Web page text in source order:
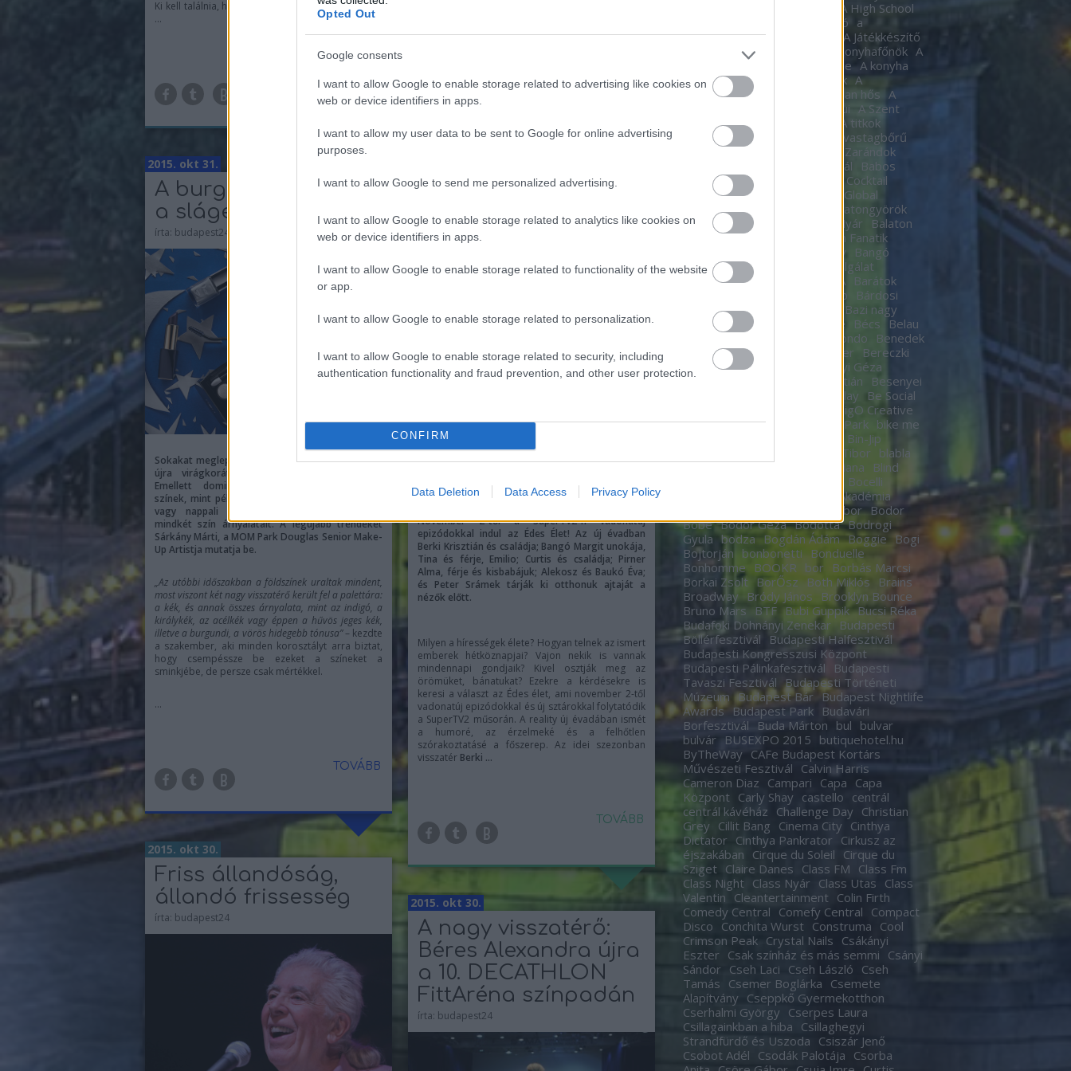
Opted Out
Google consents
I want to allow Google to enable storage related to advertising like cookies on
web or device identifiers in apps.
I want to allow my user data to be sent to Google for online advertising
purposes.
I want to allow Google to send me personalized advertising.
I want to allow Google to enable storage related to analytics like cookies on
web or device identifiers in apps.
I want to allow Google to enable storage related to functionality of the website
or app.
I want to allow Google to enable storage related to personalization.
I want to allow Google to enable storage related to security, including
authentication functionality and fraud prevention, and other user protection.
CONFIRM
Data Deletion Data Access Privacy Policy
Édes Élet: november
2-től új sztárokkal a
SuperTV2-n
November 2-től a SuperTV2-n vadonatúj
epizódokkal indul az Édes Élet! Az új évadban
Berki Krisztián és családja; Bangó Margit unokája,
Tina és férje, Emilio; Curtis és családja; Pirner
Alma, férje és kisbabájuk; Alekosz és Baukó Éva;
és Peter Srámek tárják ki otthonuk ajtaját a
nézők előtt.
Milyen a hírességek élete? Hogyan telnek az ismert
emberek hétköznapjai? Vajon nekik is vannak
mindennapi gondjaik? Kivel osztják meg az
örömüket, bánatukat? Ezekre a kérdésekre is
keresi a választ az Édes élet, ami november 2-től
vadonatúj epizódokkal és új sztárokkal folytatódik
a SuperTV2 műsorán. A reality új évadában ismét
a humoré, az érzelmeké és a felhőtlen
szórakoztatásé a főszerep. Az idei szezonban
visszatér Berki ...
TOVÁBB
2015. okt 30.
A nagy visszatérő:
Béres Alexandra újra
a 10. DECATHLON
FittAréna színpadán
írta: budapest24
Ki kell találnia, hogyan állítsa maga mellé a focista
...
TOVÁBB
2015. okt 31.
A burgundi és a kék
a sláger idén ősszel
írta: budapest24
Sokakat meglephet, de ebben a szezonban a kék
újra virágkorát éli a sminkdivatot tekintve.
Emellett dominálnak a nehezebb, sötétebb
színek, mint például a burgundi. Legyen szó esti
vagy nappali sminkről, bátran használhatjuk
mindkét szín árnyalatait. A legújabb trendeket
Sárkány Márti, a MOM Park Douglas Senior Make-
Up Artistja mutatja be.
„Az utóbbi időszakban a földszínek uraltak mindent,
most viszont két nagy visszatérő került fel a palettára:
a kék, és annak összes árnyalata, mint az indigó, a
királykék, az acélkék vagy éppen a hűvös jeges kék,
illetve a burgundi, a vörös hidegebb tónusa”– kezdte
a szakember, aki minden korosztályt arra biztat,
hogy csempéssze be ezeket a színeket a
sminkjébe, de persze csak mértékkel.
...
TOVÁBB
2015. okt 30.
Friss állandóság,
állandó frissesség
írta: budapest24
A High School
A Hindenburg léghajó a
játékkészítő A játékkészítő
A Játékkészítő
A Kocka A Konyhafőnök A
A konyha ördöge A konyha
Ördöge A Lámpagyújtogatók A
lámpagyújtogatók
A láthatatlan hős A
A pokol kapui A Szent
A templomos lovagok
A titkok
könyvtára
A torony hősei
A vastagbőrű
mimóza A vörös oroszlán
A Zarándok
B.my.Lake Fesztivál
Babos
Tímea baby
Bacardí Legacy Cocktail
Competition
Bacardí Legacy Global
Bakelit Balance
Balatongyörök
Balatoni Hacacáré
Balatoni Nyár
Balaton
Balázsy Panna
Balkán Fanatik
Baló György
Bangó
Margit Baptista Szeretetszolgálat
BARACKOS BUBORÉKTORTA Barátok
Barba Negra Music Club
Bárdosi
Sándor Bartendaz Hungary
Bazi nagy
francia lagzik
Bebe Bécs
Belau
Belmondo
Benedek
Ben Kingsley Ben Stiller
Bereczki
Zoltán Berek Kati
Bereményi Géza
Bereznay Tamás
Berki Krisztián
Besenyei
Betty Barclay
Be Social
BigO Creative
Studio Big Time Rush Bikás Park bike me
Bin-Jip
Bitskey Tibor blabla
Black Nail Cabaret
Blahalouisiana
Blind
Bocelli
Bocus D’Or Akadémia
Bödőcs Tibor Bodor
Böbe Bodor Géza Bódottá Bodrogi
Gyula bodza Bogdán Ádám Boggie
Bogi
Bojtorján bonbonetti
Bonduelle
Bonhomme
BOOKR bor
Borbás Marcsi
Borkai Zsolt BorŐsz Both Miklós
Brains
Broadway
Bródy János
Brooklyn Bounce
Bruno Mars
BTF Bubi Guppik Bucsi Réka
Budafoki Dohnányi Zenekar
Budapesti
Böllérfesztivál
Budapesti Halfesztivál
Budapesti Kongresszusi Központ
Budapesti Pálinkafesztivál
Budapesti
Tavaszi Fesztivál Budapesti Történeti
Múzeum Budapest Bár Budapest Nightlife
Awards Budapest Park Budavári
Borfesztivál
Buda Márton bul bulvar
bulvár
BUSEXPO 2015 butiquehotel.hu
ByTheWay CAFe Budapest Kortárs
Művészeti Fesztivál Calvin Harris
Cameron Diaz Campari Capa Capa
Központ Carly Shay castello centrál
centrál kávéház Challenge Day Christian
Grey Cillit Bang Cinema City Cinthya
Dictator Cinthya Pankrator Cirkusz az
éjszakában Cirque du Soleil Cirque du
Sziget Claire Danes Class FM Class Fm
Class Night Class Nyár Class Utas Class
Valentin Cleantertainment Colin Firth
Comedy Central Comefy Central Compact
Disco Conchita Wurst Construma Cool
Crimson Peak Crystal Nails Csákányi
Eszter Csak színház és más semmi Csányi
Sándor Cseh Laci Cseh László Cseh
Tamás Csemer Boglárka Csemete
Alapítvány Cseppkő Gyermekotthon
Cserhalmi György Cserpes Laura
Csillagainkban a hiba Csillaghegyi
Strandfürdő és Uszoda Csiszár Jenő
Csobot Adél Csodák Palotája Csorba